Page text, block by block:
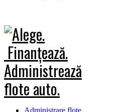
Administrare flote